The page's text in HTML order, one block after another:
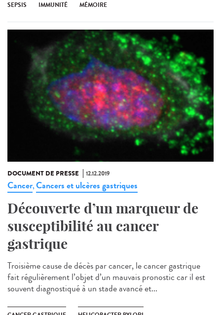
SEPSIS IMMUNITÉ MÉMOIRE
DOCUMENT DE PRESSE 12.12.2019
Cancer,Cancers et ulcères gastriques
Découverte d’un marqueur de
susceptibilité au cancer
gastrique
Troisième cause de décès par cancer, le cancer gastrique
fait régulièrement l’objet d’un mauvais pronostic car il est
souvent diagnostiqué à un stade avancé et...